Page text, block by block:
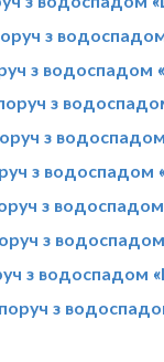
з
з водоспадом
з
з
з водоспадом
з
з
з водоспадом
з